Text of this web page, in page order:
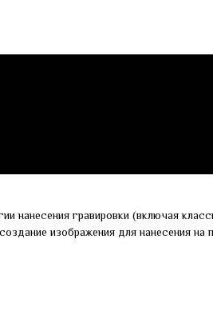
нанесения гравировки (включая
изображения для нанесения на